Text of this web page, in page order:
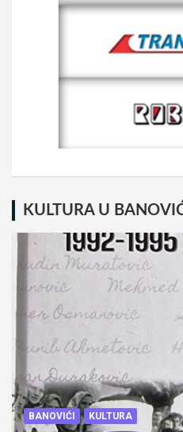
KULTURA U
BANOVIĆI KULTURA